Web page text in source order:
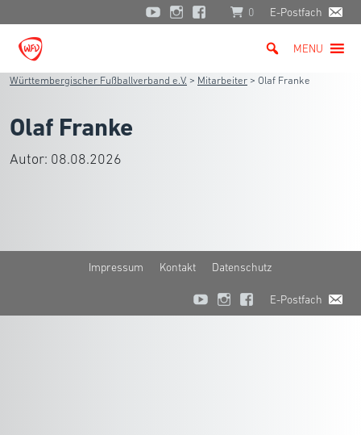
0 E-Postfach
MENU
Württembergischer Fußballverband e.V. > Mitarbeiter > Olaf Franke
Olaf Franke
Autor: 08.08.2026
Impressum Kontakt Datenschutz
E-Postfach